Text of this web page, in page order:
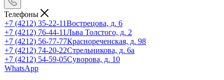
Телефоны
+7 (4212) 35-22-11Вострецова, д. 6
+7 (4212) 76-44-11Льва Толстого, д. 2
+7 (4212) 56-77-77Краснореченская, д. 98
+7 (4212) 74-20-22Стрельникова, д. 6а
+7 (4212) 54-59-05Суворова, д. 10
WhatsApp